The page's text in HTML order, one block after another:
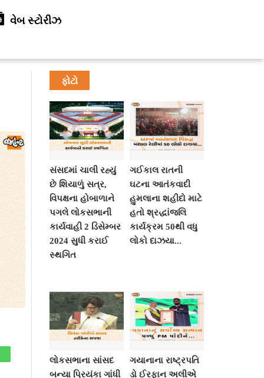
વેબ સ્ટોરીઝ
ફોટો
સંસદમાં ચાલી રહ્યું
છે શિયાળું સત્ર,
વિપક્ષના હોબાળાને
પગલે લોકસભાની
કાર્યવાહી 2 ડિસેમ્બર
2024 સુધી કરાઈ
સ્થગિત
ગઈકાલ રાતની
ઘટના આતંકવાદી
હુમલાના શહીદો માટે
હતો શ્રદ્ધાંજલિ
કાર્યક્રમ 50થી વધુ
લોકો દાઝયા...
લોકસભાના સાંસદ
બન્યા પ્રિયંકા ગાંધી
ગયાનાના રાષ્ટ્રપતિ
ડો ઈરફાન અલીએ